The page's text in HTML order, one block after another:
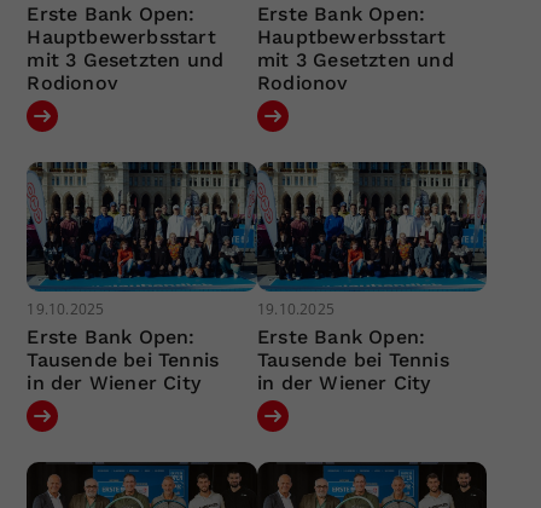
Erste Bank Open:
Hauptbewerbsstart
mit 3 Gesetzten und
Rodionov
Erste Bank Open:
Hauptbewerbsstart
mit 3 Gesetzten und
Rodionov
19.10.2025
Erste Bank Open:
Tausende bei Tennis
in der Wiener City
19.10.2025
Erste Bank Open:
Tausende bei Tennis
in der Wiener City